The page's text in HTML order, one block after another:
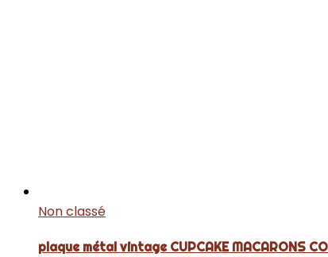
Non classé
plaque métal vintage CUPCAKE MACARONS